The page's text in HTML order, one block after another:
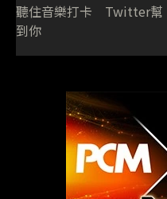
聽住音樂打卡 Twitter幫
到你